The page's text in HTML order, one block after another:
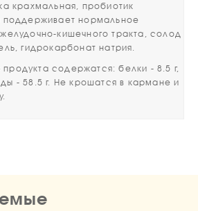
крахмальная, пробиотик
нормальное
кишечного тракта, солод
гидрокарбонат натрия.
продукта содержатся: белки - 8.5 г,
- 58.5 г. Не крошатся в кармане и